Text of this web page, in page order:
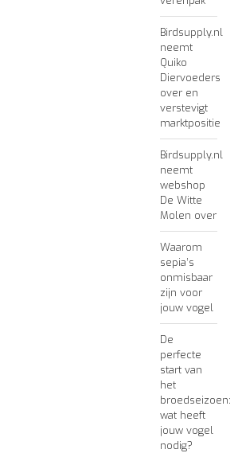
Birdsupply.nl
neemt
Quiko
Diervoeders
over en
verstevigt
marktpositie
Birdsupply.nl
neemt
webshop
De Witte
Molen over
Waarom
sepia’s
onmisbaar
zijn voor
jouw vogel
De
perfecte
start van
het
broedseizoen:
wat heeft
jouw vogel
nodig?